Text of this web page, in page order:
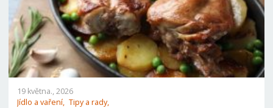
19 května., 2026
Jídlo a vaření, Tipy a rady,